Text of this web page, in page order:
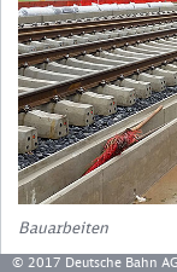
Bauarbeiten
© 2017 Deutsche Bahn AG